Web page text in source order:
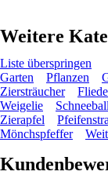
Weitere
Liste überspringen
Garten
Pflanzen
Ziersträucher
Weigelie
Schneeball
Zierapfel
Mönchspfeffer